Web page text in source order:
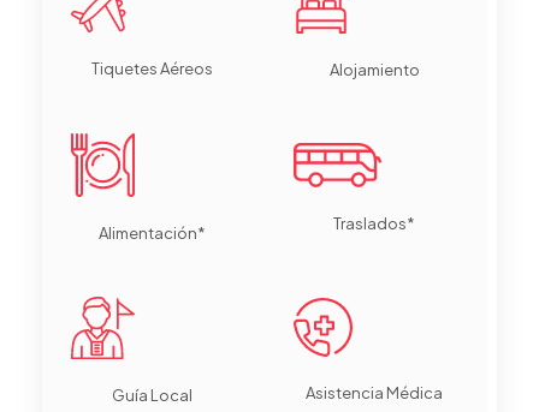
Tiquetes Aéreos Alojamiento
Alimentación* Traslados*
Guía Local Asistencia Médica